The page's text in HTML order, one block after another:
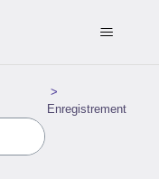
Enregistrement